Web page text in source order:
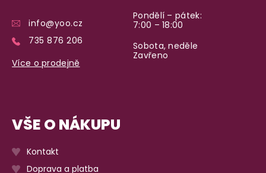
info@yoo.cz
735 876 206
Více o prodejně
Pondělí – pátek:
7:00 – 18:00
Sobota, neděle
Zavřeno
VŠE O NÁKUPU
Kontakt
Doprava a platba